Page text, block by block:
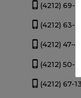
(4212) 69-
(4212) 63-
(4212) 47-
(4212) 50-
(4212) 67-